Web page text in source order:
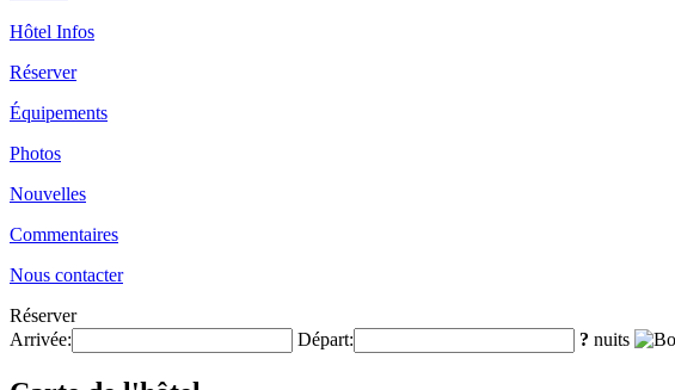
Hôtel Infos
Réserver
Équipements
Photos
Nouvelles
Commentaires
Nous contacter
Réserver
Arrivée:
Départ: ? nuits